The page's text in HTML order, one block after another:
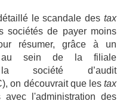
le scandaledes tax
sociétés de payer moins
résumer, grâce à un
au sein de la filiale
la société d’audit
on découvrait que les tax
l'administration des